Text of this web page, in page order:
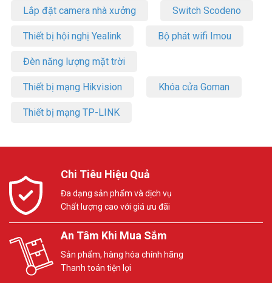
Lắp đặt camera nhà xưởng Switch Scodeno
Thiết bị hội nghị Yealink Bộ phát wifi Imou
Đèn năng lượng mặt trời
Thiết bị mạng Hikvision Khóa cửa Goman
Thiết bị mạng TP-LINK
Chi Tiêu Hiệu Quả
Đa dạng sản phẩm và dịch vụ
Chất lượng cao với giá ưu đãi
An Tâm Khi Mua Sắm
Sản phẩm, hàng hóa chính hãng
Thanh toán tiện lợi